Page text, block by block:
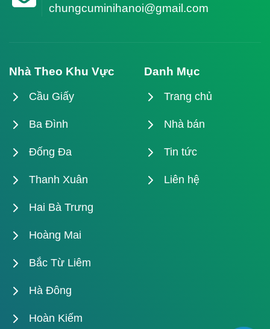
chungcuminihanoi@gmail.com
Nhà Theo Khu Vực
Cầu Giấy
Ba Đình
Đống Đa
Thanh Xuân
Hai Bà Trưng
Hoàng Mai
Bắc Từ Liêm
Hà Đông
Hoàn Kiếm
Danh Mục
Trang chủ
Nhà bán
Tin tức
Liên hệ